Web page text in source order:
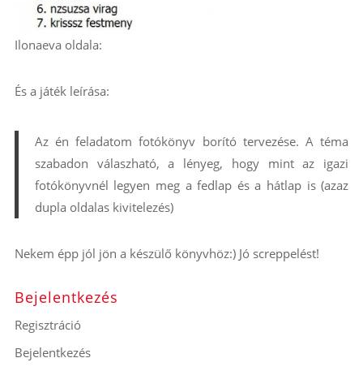
Ilonaeva oldala:
És a játék leírása:
Az én feladatom fotókönyv borító tervezése. A téma
szabadon válaszható, a lényeg, hogy mint az igazi
fotókönyvnél legyen meg a fedlap és a hátlap is (azaz
dupla oldalas kivitelezés)
Nekem épp jól jön a készülő könyvhöz:) Jó screppelést!
Bejelentkezés
Regisztráció
Bejelentkezés